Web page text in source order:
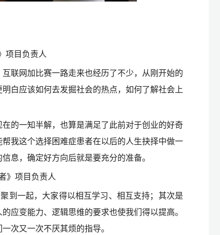
项目负责人
联网加比赛一路走来也经历了不少，从刚开始的
白应该如何去发掘社会的热点，如何了解社会上
的一知半解，也算是满足了此前对于创业的好奇
我这个选择困难症患者在以后的人生抉择中做一
息，确定好方向后就是要充分的准备。
》项目负责人
到一起，大家得以相互学习、相互支持；其次是
应变能力、逻辑思维的要求也使我们得以提高。
次又一次不厌其烦的指导。